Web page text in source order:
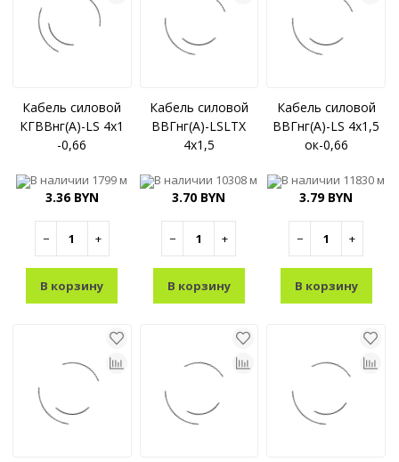
Кабель силовой
КГВВнг(A)-LS 4x1
-0,66
В наличии 1799 м
3.36 BYN
− +
В корзину
Кабель силовой
ВВГнг(A)-LSLTX
4x1,5
В наличии 10308 м
3.70 BYN
− +
В корзину
Кабель силовой
ВВГнг(A)-LS 4x1,5
ок-0,66
В наличии 11830 м
3.79 BYN
− +
В корзину